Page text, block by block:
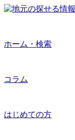
ホーム・検索
コラム
はじめての方